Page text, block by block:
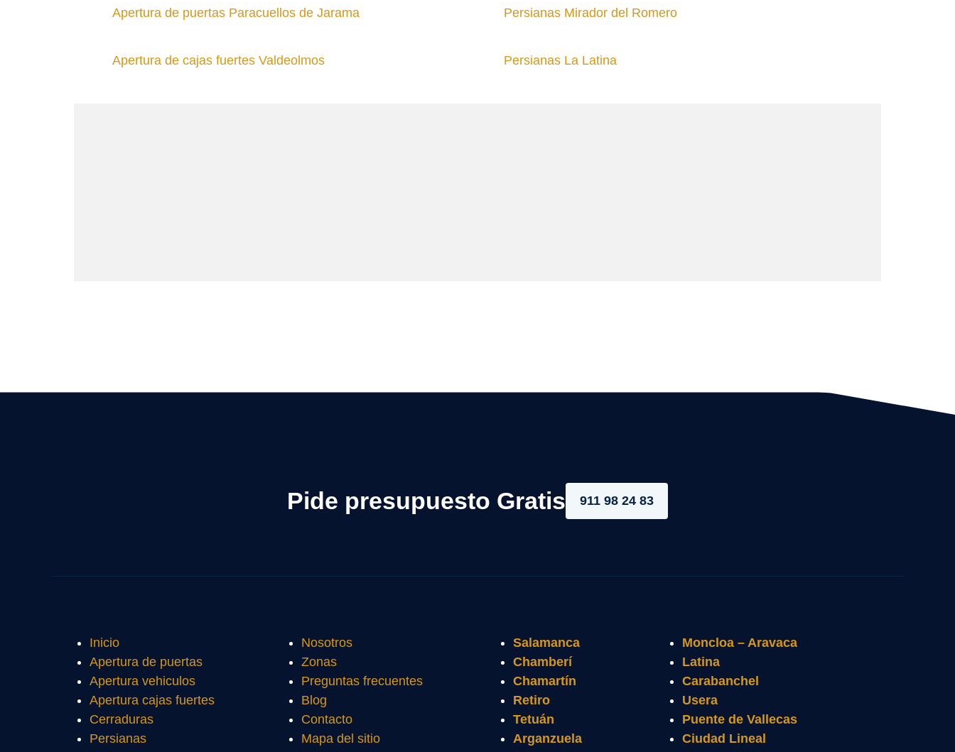
Apertura de puertas Paracuellos de Jarama Persianas Mirador del Romero
Apertura de cajas fuertes Valdeolmos Persianas La Latina
Pide presupuesto Gratis 911 98 24 83
Inicio
Apertura de puertas
Apertura vehiculos
Apertura cajas fuertes
Cerraduras
Persianas
Nosotros
Zonas
Preguntas frecuentes
Blog
Contacto
Mapa del sitio
Salamanca
Chamberí
Chamartín
Retiro
Tetuán
Arganzuela
Moncloa – Aravaca
Latina
Carabanchel
Usera
Puente de Vallecas
Ciudad Lineal